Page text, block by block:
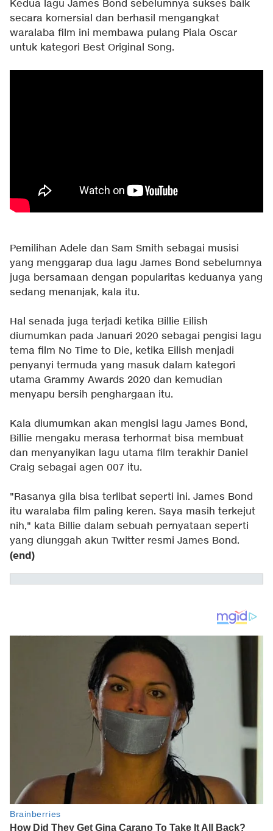
Kedua lagu James Bond sebelumnya sukses baik
secara komersial dan berhasil mengangkat
waralaba film ini membawa pulang Piala Oscar
untuk kategori Best Original Song.
Pemilihan Adele dan Sam Smith sebagai musisi
yang menggarap dua lagu James Bond sebelumnya
juga bersamaan dengan popularitas keduanya yang
sedang menanjak, kala itu.
Hal senada juga terjadi ketika Billie Eilish
diumumkan pada Januari 2020 sebagai pengisi lagu
tema film No Time to Die, ketika Eilish menjadi
penyanyi termuda yang masuk dalam kategori
utama Grammy Awards 2020 dan kemudian
menyapu bersih penghargaan itu.
Kala diumumkan akan mengisi lagu James Bond,
Billie mengaku merasa terhormat bisa membuat
dan menyanyikan lagu utama film terakhir Daniel
Craig sebagai agen 007 itu.
"Rasanya gila bisa terlibat seperti ini. James Bond
itu waralaba film paling keren. Saya masih terkejut
nih," kata Billie dalam sebuah pernyataan seperti
yang diunggah akun Twitter resmi James Bond.
(end)